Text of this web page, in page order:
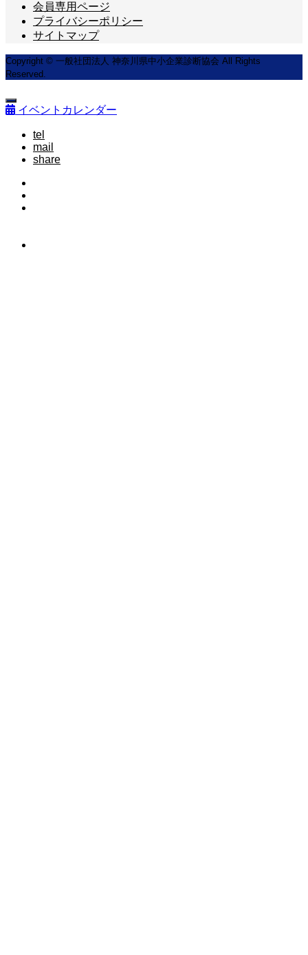
会員専用ページ
プライバシーポリシー
サイトマップ
Copyright © 一般社団法人 神奈川県中小企業診断協会 All Rights
Reserved.
イベントカレンダー
tel
mail
share